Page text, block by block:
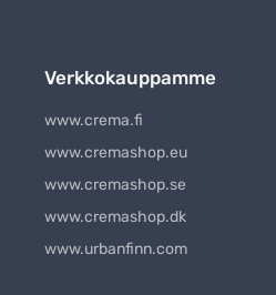
Verkkokauppamme
www.crema.fi
www.cremashop.eu
www.cremashop.se
www.cremashop.dk
www.urbanfinn.com